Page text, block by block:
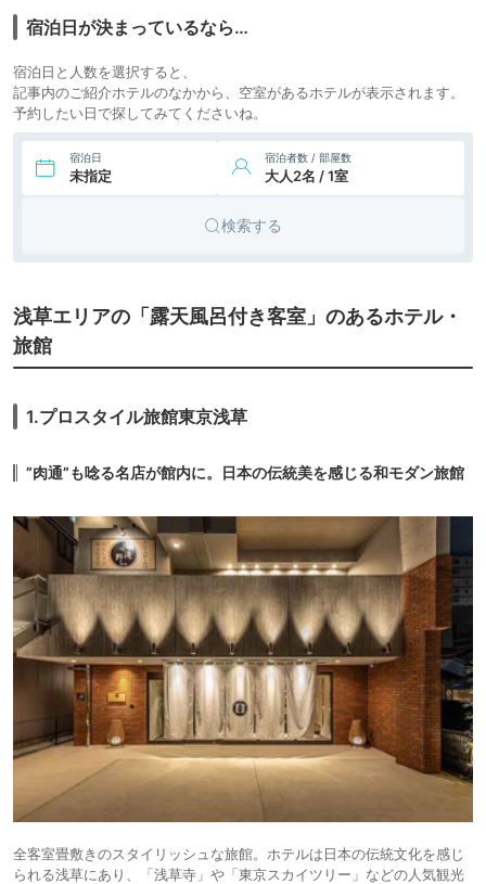
7.Stay SAKURA
Tokyo 新宿 百蔵
8.HOTEL EMIT
UENO（ホテルエミ
ット上野）
icotto 楽天トラベル
ホテル
9.
ル＆スパ 上野駅前
8,160円〜
icotto
9,000円〜
楽天トラベル
シティホ
icotto
11.目黒ホリックホテ
8,887円〜 10,400円〜
12.ホテルバー グラン
ティオス別邸
4,500円〜
京蒲田（HOTEL
ASYL TOKYO
お茶の水ホテル昇
龍館
icotto 楽天トラベル
ビジネス
ホテル
15.ホテル ココ・グラ
ン北千住
9,923円〜
icotto
7,400円〜
楽天トラベル
ホテル
16. 東京・湯河原温泉
万葉の湯
icotto
10,600円〜
楽天トラベル
旅館
17.亀の井ホテル 青梅
17,327円〜
icotto
12,600円〜
楽天トラベル
旅館
宿泊日が決まっているなら…
宿泊日と人数を選択すると、
記事内のご紹介ホテルのなかから、空室があるホテルが表示されます。
予約したい日で探してみてくださいね。
宿泊日
未指定
宿泊者数 / 部屋数
大人2名 / 1室
検索する
浅草エリアの「露天風呂付き客室」のあるホテル・
旅館
1.プロスタイル旅館東京浅草
”肉通”も唸る名店が館内に。日本の伝統美を感じる和モダン旅館
全客室畳敷きのスタイリッシュな旅館。ホテルは日本の伝統文化を感じ
られる浅草にあり、「浅草寺」や「東京スカイツリー」などの人気観光